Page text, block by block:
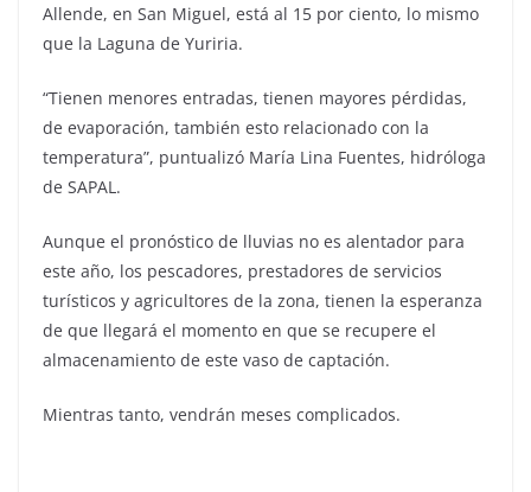
Allende, en San Miguel, está al 15 por ciento, lo mismo
que la Laguna de Yuriria.
“Tienen menores entradas, tienen mayores pérdidas,
de evaporación, también esto relacionado con la
temperatura”, puntualizó María Lina Fuentes, hidróloga
de SAPAL.
Aunque el pronóstico de lluvias no es alentador para
este año, los pescadores, prestadores de servicios
turísticos y agricultores de la zona, tienen la esperanza
de que llegará el momento en que se recupere el
almacenamiento de este vaso de captación.
Mientras tanto, vendrán meses complicados.